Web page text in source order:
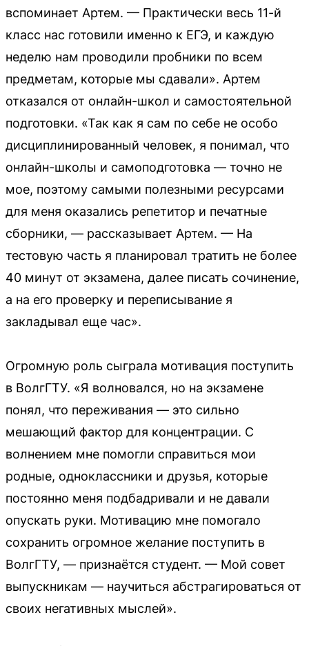
вспоминает Артем. — Практически весь 11-й
класс нас готовили именно к ЕГЭ, и каждую
неделю нам проводили пробники по всем
предметам, которые мы сдавали». Артем
отказался от онлайн-школ и самостоятельной
подготовки. «Так как я сам по себе не особо
дисциплинированный человек, я понимал, что
онлайн-школы и самоподготовка — точно не
мое, поэтому самыми полезными ресурсами
для меня оказались репетитор и печатные
сборники, — рассказывает Артем. — На
тестовую часть я планировал тратить не более
40 минут от экзамена, далее писать сочинение,
а на его проверку и переписывание я
закладывал еще час».
Огромную роль сыграла мотивация поступить
в ВолгГТУ. «Я волновался, но на экзамене
понял, что переживания — это сильно
мешающий фактор для концентрации. С
волнением мне помогли справиться мои
родные, одноклассники и друзья, которые
постоянно меня подбадривали и не давали
опускать руки. Мотивацию мне помогало
сохранить огромное желание поступить в
ВолгГТУ, — признаётся студент. — Мой совет
выпускникам — научиться абстрагироваться от
своих негативных мыслей».